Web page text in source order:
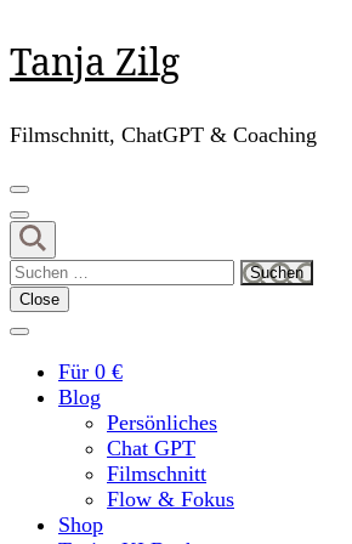
Skip
to
(Press
Enter)
Tanja Zilg
Filmschnitt, ChatGPT & Coaching
Suchen
nach:
Close
Für 0 €
Blog
Persönliches
Chat GPT
Filmschnitt
Flow & Fokus
Shop